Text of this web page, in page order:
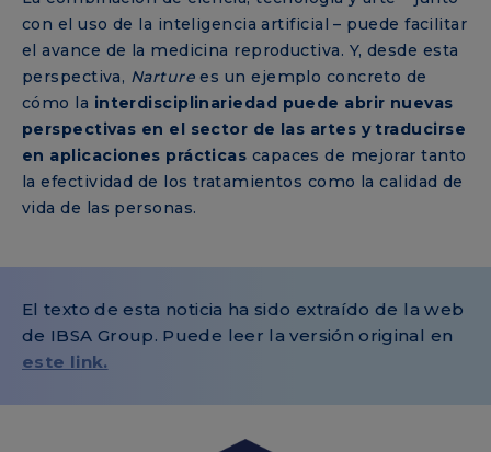
con el uso de la inteligencia artificial – puede facilitar
el avance de la medicina reproductiva. Y, desde esta
perspectiva, Narturees un ejemplo concreto de
cómo la interdisciplinariedad puede abrir nuevas
perspectivas en el sector de las artes y traducirse
en aplicaciones prácticas capaces de mejorar tanto
la efectividad de los tratamientos como la calidad de
vida de las personas.
El texto de esta noticia ha sido extraído de la web
de IBSA Group. Puede leer la versión original en
este link.